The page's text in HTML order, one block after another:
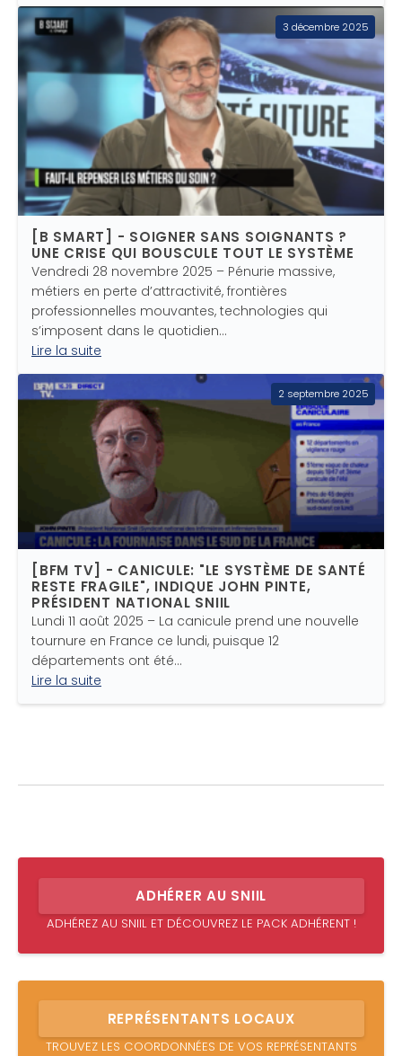
3 décembre 2025
[B SMART] - SOIGNER SANS SOIGNANTS ?
UNE CRISE QUI BOUSCULE TOUT LE SYSTÈME
Vendredi 28 novembre 2025 – Pénurie massive,
métiers en perte d’attractivité, frontières
professionnelles mouvantes, technologies qui
s’imposent dans le quotidien…
Lire la suite
2 septembre 2025
[BFM TV] - CANICULE: "LE SYSTÈME DE SANTÉ
RESTE FRAGILE", INDIQUE JOHN PINTE,
PRÉSIDENT NATIONAL SNIIL
Lundi 11 août 2025 – La canicule prend une nouvelle
tournure en France ce lundi, puisque 12
départements ont été…
Lire la suite
ADHÉRER AU SNIIL
ADHÉREZ AU SNIIL ET DÉCOUVREZ LE PACK ADHÉRENT !
REPRÉSENTANTS LOCAUX
TROUVEZ LES COORDONNÉES DE VOS REPRÉSENTANTS